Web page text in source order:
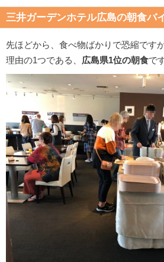
三井ガーデンホテル広島の朝食バ
先ほどから、食べ物ばかりで恐縮です
理由の1つである、 広島県1位の朝食で